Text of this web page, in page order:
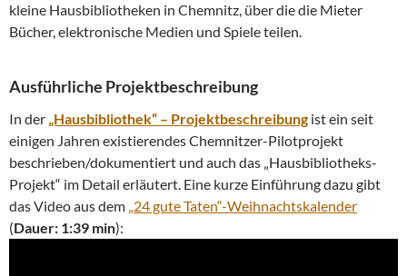
kleine Hausbibliotheken in Chemnitz, über die die Mieter
Bücher, elektronische Medien und Spiele teilen.
Ausführliche Projektbeschreibung
In der „Hausbibliothek“ – Projektbeschreibungist ein seit
einigen Jahren existierendes Chemnitzer-Pilotprojekt
beschrieben/dokumentiert und auch das „Hausbibliotheks-
Projekt“ im Detail erläutert. Eine kurze Einführung dazu gibt
das Video aus dem „24 gute Taten“-Weihnachtskalender
(Dauer: 1:39 min):